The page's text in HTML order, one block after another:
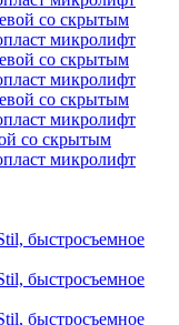
со скрытым
микролифт